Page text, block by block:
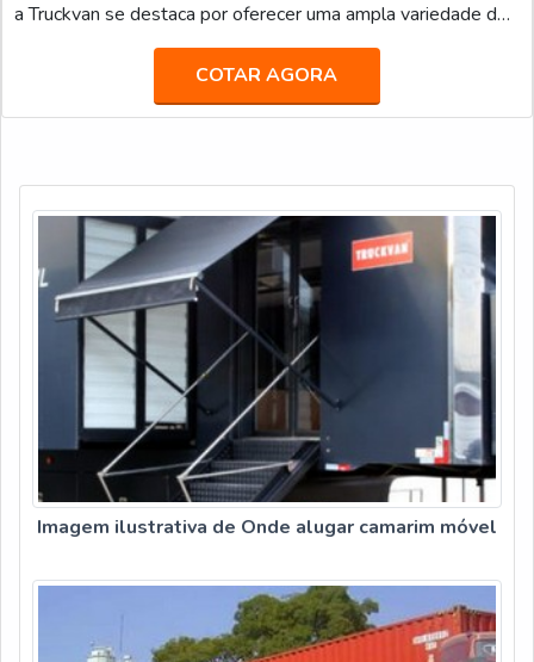
a Truckvan se destaca por oferecer uma ampla variedade de
modelos prontos para venda e locação. Entre eles: Veículos
de Luxo para Transporte Executivo (JetBus e JetVan); Food
Truck; Diversas carretas, caminhões e módulos (contêineres)
COTAR AGORA
Imagem ilustrativa de Onde alugar camarim móvel